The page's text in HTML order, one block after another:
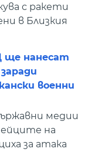
с ракети
в Близкия
ще нанесат
военни
медии
на
за атака